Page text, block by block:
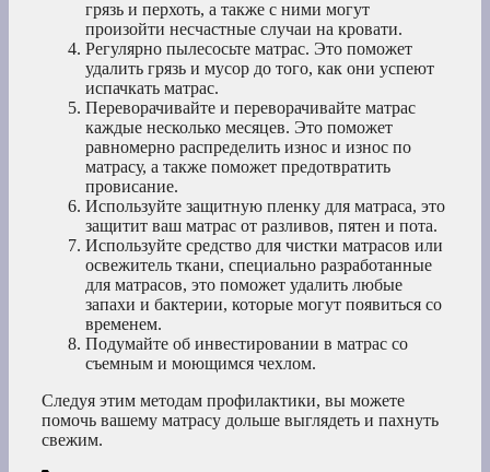
грязь и перхоть, а также с ними могут
произойти несчастные случаи на кровати.
Регулярно пылесосьте матрас. Это поможет
удалить грязь и мусор до того, как они успеют
испачкать матрас.
Переворачивайте и переворачивайте матрас
каждые несколько месяцев. Это поможет
равномерно распределить износ и износ по
матрасу, а также поможет предотвратить
провисание.
Используйте защитную пленку для матраса, это
защитит ваш матрас от разливов, пятен и пота.
Используйте средство для чистки матрасов или
освежитель ткани, специально разработанные
для матрасов, это поможет удалить любые
запахи и бактерии, которые могут появиться со
временем.
Подумайте об инвестировании в матрас со
съемным и моющимся чехлом.
Следуя этим методам профилактики, вы можете
помочь вашему матрасу дольше выглядеть и пахнуть
свежим.